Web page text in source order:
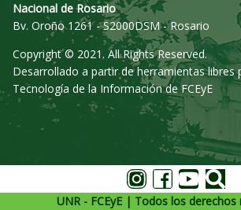
Nacional de Rosario
Bv. Oroño 1261 - S2000DSM - Rosario
Copyright © 2021. All Rights Reserved.
Desarrollado a partir de herramientas libres
Tecnología de la Información de FCEyE
UNR - FCEyE | Todos los derechos